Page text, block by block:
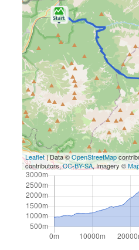
Leaflet| Data ©OpenStreetMap
contributors,CC-BY-SA, Imagery ©